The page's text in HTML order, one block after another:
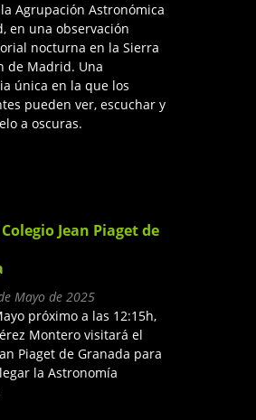
Agrupación Astronómica
en una observación
nocturna en la Sierra
de Madrid. Una
única en la que los
pueden ver, escuchar y
a oscuras.
Jean Piaget de
Mayo de 2025
próximo a las 12:15h,
Montero visitará el
Piaget de Granada para
la Astronomía